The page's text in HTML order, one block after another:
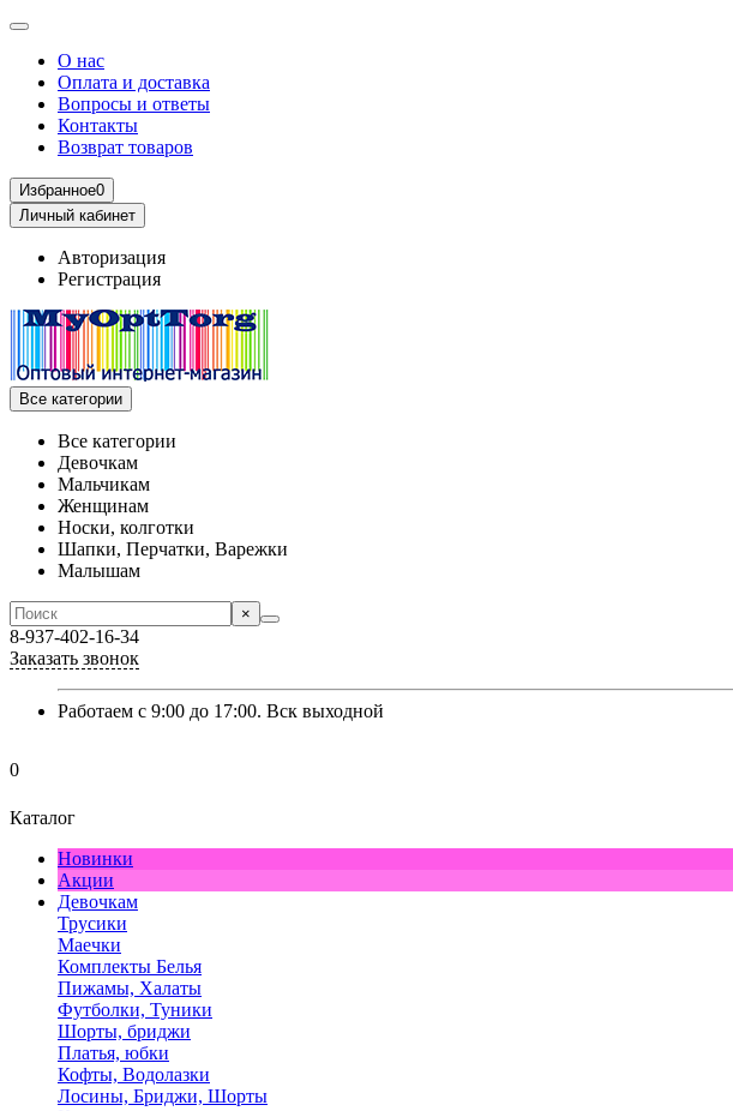
О нас
Оплата и доставка
Вопросы и ответы
Контакты
Возврат товаров
Избранное0
Личный кабинет
Авторизация
Регистрация
Все категории
Все категории
Девочкам
Мальчикам
Женщинам
Носки, колготки
Шапки, Перчатки, Варежки
Малышам
×
8-937-402-16-34
Заказать звонок
Работаем с 9:00 до 17:00. Вск выходной
0
Каталог
Новинки
Акции
Девочкам
Трусики
Маечки
Комплекты Белья
Пижамы, Халаты
Футболки, Туники
Шорты, бриджи
Платья, юбки
Кофты, Водолазки
Лосины, Бриджи, Шорты